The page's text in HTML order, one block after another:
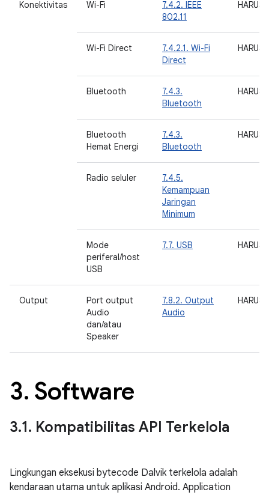
Konektivitas Wi-Fi
7.4.2. IEEE
802.11
HARUS
Wi-Fi Direct
7.4.2.1. Wi-Fi
Direct
HARUS
Bluetooth
7.4.3.
Bluetooth
HARUS
Bluetooth
Hemat Energi
7.4.3.
Bluetooth
HARUS
Radio seluler
7.4.5.
Kemampuan
Jaringan
Minimum
Mode
periferal/host
USB
7.7. USB HARUS
Output
Port output
Audio
dan/atau
Speaker
7.8.2. Output
Audio
HARUS
3. Software
3.1. Kompatibilitas API Terkelola
Lingkungan eksekusi bytecode Dalvik terkelola adalah
kendaraan utama untuk aplikasi Android. Application